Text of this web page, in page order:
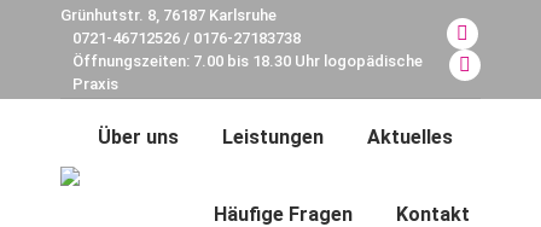
Grünhutstr. 8, 76187 Karlsruhe
0721-46712526 / 0176-27183738
Öffnungszeiten: 7.00 bis 18.30 Uhr logopädische
Praxis
Facebook
page
window
E-
in
Über uns Leistungen Aktuelles
Häufige Fragen Kontakt